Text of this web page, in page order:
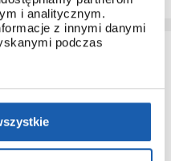
i analitycznym.
z innymi danymi
podczas